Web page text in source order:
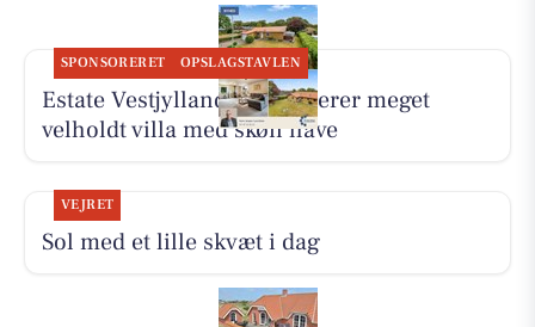
SPONSORERET OPSLAGSTAVLEN
Estate Vestjylland præsenterer meget
velholdt villa med skøn have
VEJRET
Sol med et lille skvæt i dag